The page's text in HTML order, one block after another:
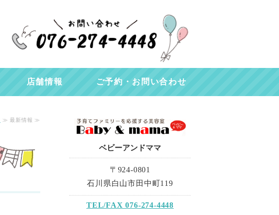
店舗情報 ご予約・お問い合わせ
≫ 最新情報 ≫
ベビーアンドママ
〒924-0801
石川県白山市田中町119
TEL/FAX 076-274-4448